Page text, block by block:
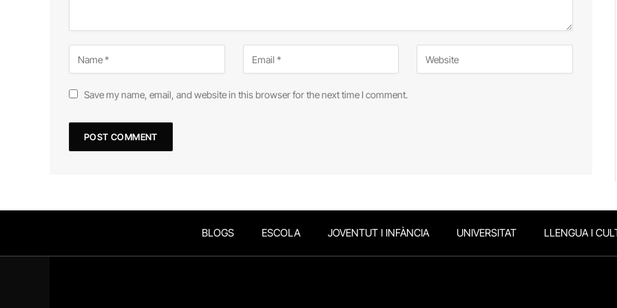
Save my name, email, and website in this browser for the next time I comment.
BLOGS ESCOLA JOVENTUT I INFÀNCIA UNIVERSITAT LLENGUA I